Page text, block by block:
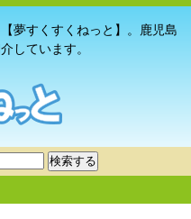
夢すくすくねっと】。鹿児島
しています。
検索する